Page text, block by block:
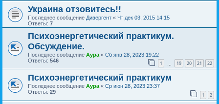
Украина отзовитесь!!
Последнее сообщение Дивергент « Чт дек 03, 2015 14:15
Ответы: 7
Психоэнергетический практикум.
Обсуждение.
Последнее сообщение Аура « Сб янв 28, 2023 19:22
Ответы: 546 1 19 20 21 22
Психоэнергетический практикум
Последнее сообщение Аура« Ср июн 28, 2023 23:37
Ответы: 29 1 2